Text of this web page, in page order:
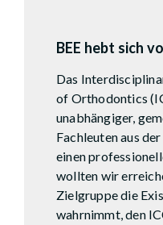
BEE hebt sich
Das
of Orthodontics
unabhängiger,
Fachleuten aus
einen
wollten wir
Zielgruppe die
wahrnimmt, den